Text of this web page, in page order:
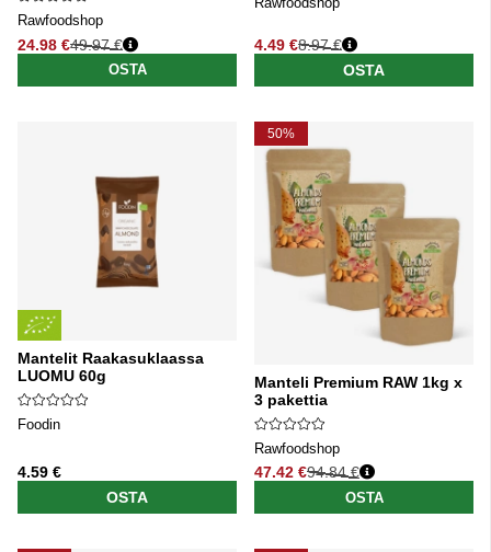
Rawfoodshop
24.98 €
Normaali hinta
49.97 €
OSTA
4.49 €
Normaali hinta
8.97 €
OSTA
Mantelit Raakasuklaassa
LUOMU 60g
Foodin
4.59 €
OSTA
50%
Manteli Premium RAW 1kg x
3 pakettia
Rawfoodshop
47.42 €
Normaali hinta
94.84 €
OSTA